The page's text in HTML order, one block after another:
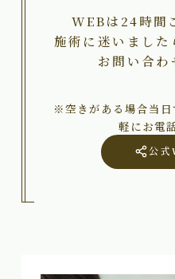
WEBは24時間
施術に迷いまし
お問い合わ
※空きがある場合当日
軽にお電
公式